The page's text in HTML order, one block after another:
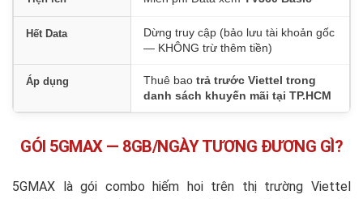
Hết Data
Dừng truy cập (bảo lưu tài khoản gốc
— KHÔNG trừ thêm tiền)
Áp dụng Thuê bao trả trước Viettel trong
danh sách khuyến mãi tại TP.HCM
GÓI 5GMAX — 8GB/NGÀY TƯƠNG ĐƯƠNG GÌ?
5GMAX là gói combo hiếm hoi trên thị trường Viettel